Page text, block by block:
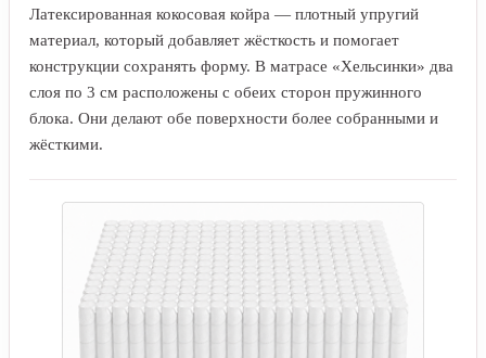
Латексированная кокосовая койра — плотный упругий
материал, который добавляет жёсткость и помогает
конструкции сохранять форму. В матрасе «Хельсинки» два
слоя по 3 см расположены с обеих сторон пружинного
блока. Они делают обе поверхности более собранными и
жёсткими.